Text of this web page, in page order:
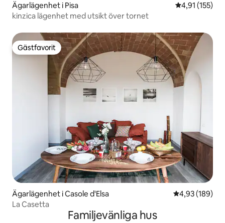
Ägarlägenhet i Pisa 4,91 av 5 i
4,91 (155)
kinzica lägenhet med utsikt över tornet
Gästfavorit
Gästfavorit
Ägarlägenhet i Casole d'Elsa 4,93 av 5 i
4,93 (189)
La Casetta
Familjevänliga hus